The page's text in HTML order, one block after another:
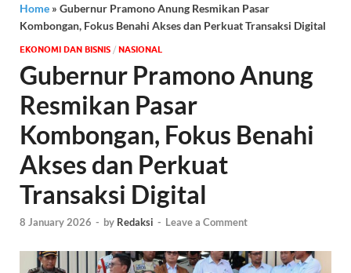
Home » Gubernur Pramono Anung Resmikan Pasar
Kombongan, Fokus Benahi Akses dan Perkuat Transaksi Digital
EKONOMI DAN BISNIS / NASIONAL
Gubernur Pramono Anung
Resmikan Pasar
Kombongan, Fokus Benahi
Akses dan Perkuat
Transaksi Digital
8 January 2026 - by Redaksi - Leave a Comment